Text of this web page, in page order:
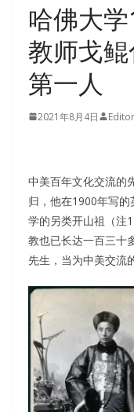
哈佛大
教师戈
第一人
2021年8月4日 Editor
中美百年文化交流的
归，他在1900年写
学的另类开山祖（注
教也已长达一百三十
先生，当为中美交流